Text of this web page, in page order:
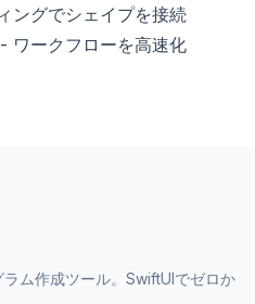
ングでシェイプを接続
- ワークフローを高速化
ム作成ツール。SwiftUIでゼロか